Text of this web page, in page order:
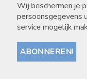
Wij beschermen je
persoonsgegevens
service mogelijk